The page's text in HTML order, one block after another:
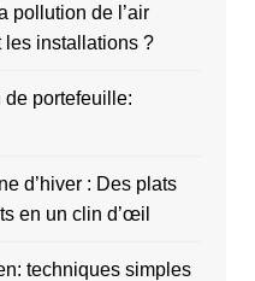
pollution de l’air
les installations ?
de portefeuille:
d’hiver : Des plats
en un clin d’œil
techniques simples